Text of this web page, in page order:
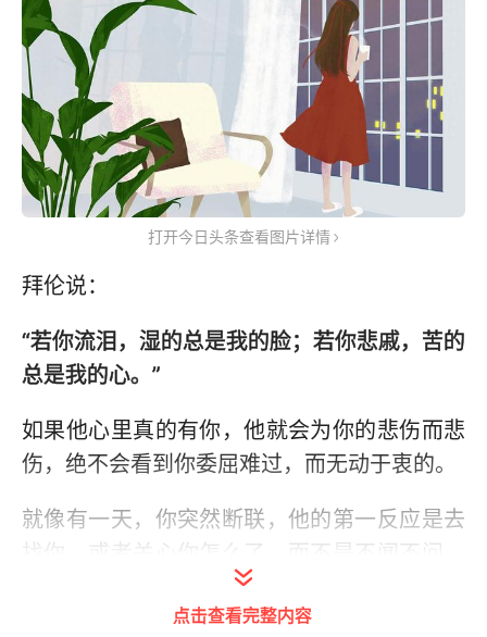
打开今日头条查看图片详情
拜伦说：
“若你流泪，湿的总是我的脸；若你悲戚，苦的
总是我的心。”
如果他心里真的有你，他就会为你的悲伤而悲
伤，绝不会看到你委屈难过，而无动于衷的。
就像有一天，你突然断联，他的第一反应是去
找你，或者关心你怎么了，而不是不闻不问，
点击查看完整内容